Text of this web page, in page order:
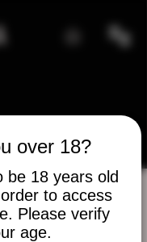
over 18?
be 18 years old
to access
Please verify
age.